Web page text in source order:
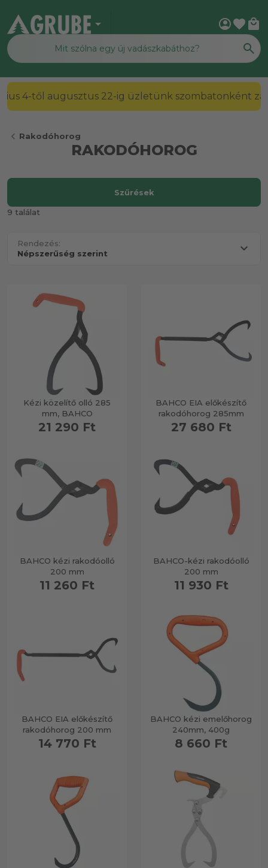
arrow_drop_down account_circlefavorite local_mall
2026. július 4-től augusztus 22-ig üzletünk
chevron_left Rakodóhorog
RAKODÓHOROG
9 találat
Rendezés:
Kézi közelítő olló 285
mm, BAHCO
21 290 Ft
BAHCO EIA előkészítő
rakodóhorog 285mm
27 680 Ft
BAHCO kézi rakodóolló
200 mm
11 260 Ft
BAHCO-kézi rakodóolló
200 mm
11 930 Ft
BAHCO EIA előkészítő
rakodóhorog 200 mm
14 770 Ft
BAHCO kézi emelőhorog
240mm, 400g
8 660 Ft
Szűrések